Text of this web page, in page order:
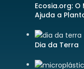
Ecosia.org:
Ajuda a
Dia da Terra